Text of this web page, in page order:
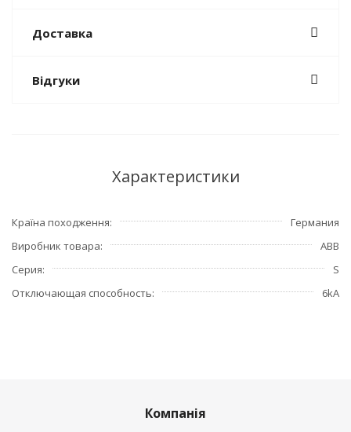
Доставка
Відгуки
Характеристики
Країна походження
Германия
Виробник товара
ABB
Серия
S
Отключающая способность
6kA
Компанія